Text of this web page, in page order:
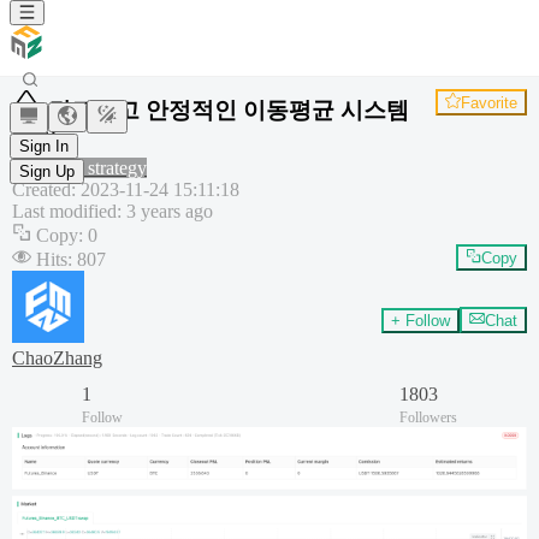
Sign In
Sign Up
견고하고 안정적인 이동평균 시스템
전략
Favorite
Common strategy
Created:2023-11-24 15:11:18
Last modified: 3 years ago
Copy: 0
Hits: 807 Copy
ChaoZhang
+ Follow Chat
1
Follow
1803
Followers